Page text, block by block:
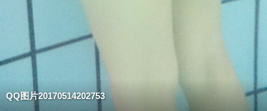
QQ图片20170514202753